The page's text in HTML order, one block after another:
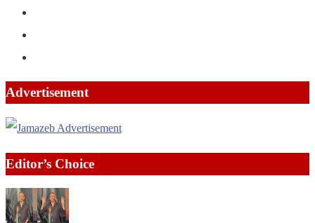
Advertisement
Editor’s Choice